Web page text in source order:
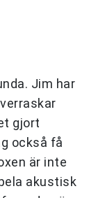
Jim har
gjort
också få
är inte
akustisk